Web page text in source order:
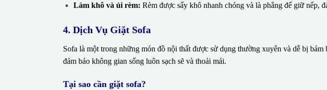
Làm khô và ủi rèm: Rèm được sấy khô nhanh chóng và là phẳng để giữ nếp,
4. Dịch Vụ Giặt Sofa
Sofa là một trong những món đồ nội thất được sử dụng thường xuyên và dễ bị
đảm bảo không gian sống luôn sạch sẽ và thoải mái.
Tại sao cần giặt sofa?